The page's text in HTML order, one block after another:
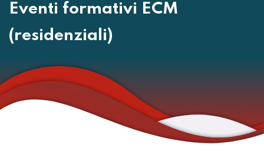
Eventi formativi ECM
(residenziali)